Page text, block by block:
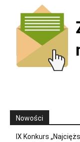
Nowości
IX Konkurs